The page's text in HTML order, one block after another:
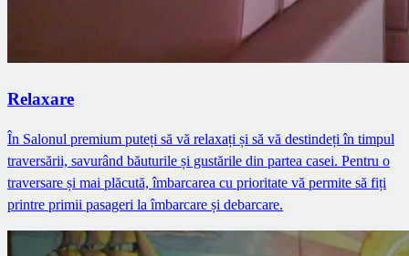
Relaxare
În Salonul premium puteți să vă relaxați și să vă destindeți în timpul
traversării, savurând băuturile și gustările din partea casei. Pentru o
traversare și mai plăcută, îmbarcarea cu prioritate vă permite să fiți
printre primii pasageri la îmbarcare și debarcare.